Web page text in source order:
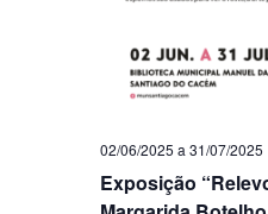
02/06/2025 a 31/07/2025
Exposição